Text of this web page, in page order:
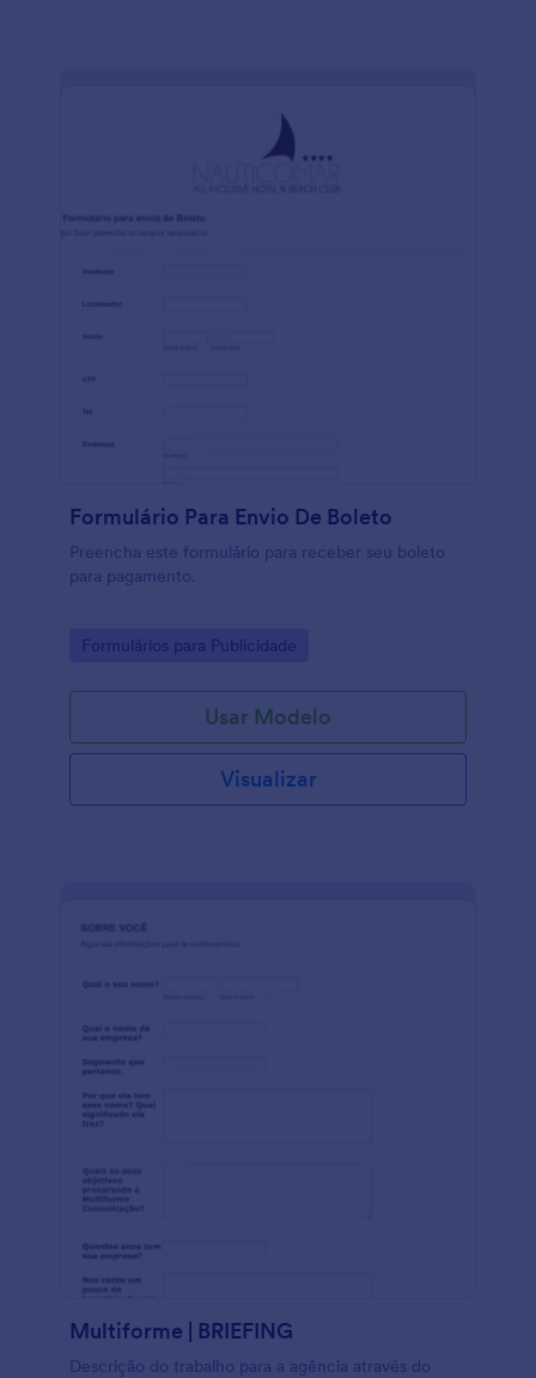
Formulário Para Envio De Boleto
Preencha este formulário para receber seu boleto
para pagamento.
Go to Category:
Formulários para Publicidade
Usar Modelo
Visualizar
Multiforme | BRIEFING
Descrição do trabalho para a agência através do